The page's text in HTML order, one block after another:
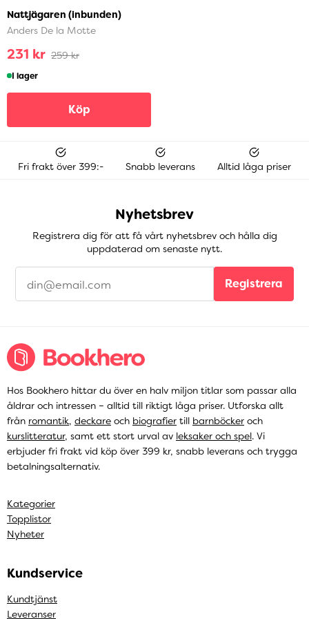
Nattjägaren (inbunden)
Anders De la Motte
231 kr 259 kr
I lager
Köp
Fri frakt över 399:- Snabb leverans Alltid låga priser
Nyhetsbrev
Registrera dig för att få vårt nyhetsbrev och hålla dig
uppdaterad om senaste nytt.
Registrera
Hos Bookhero hittar du över en halv miljon titlar som passar alla
åldrar och intressen – alltid till riktigt låga priser. Utforska allt
från romantik, deckare och biografier till barnböcker och
kurslitteratur, samt ett stort urval av leksaker och spel. Vi
erbjuder fri frakt vid köp över 399 kr, snabb leverans och trygga
betalningsalternativ.
Kategorier
Topplistor
Nyheter
Kundservice
Kundtjänst
Leveranser